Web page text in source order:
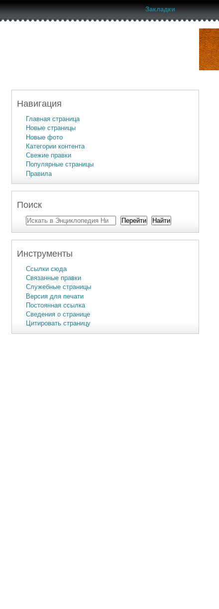
Закладки
Навигация
Главная страница
Новые страницы
Новые фото
Категории контента
Свежие правки
Популярные страницы
Правила
Поиск
Инструменты
Ссылки сюда
Связанные правки
Служебные страницы
Версия для печати
Постоянная ссылка
Сведения о странице
Цитировать страницу